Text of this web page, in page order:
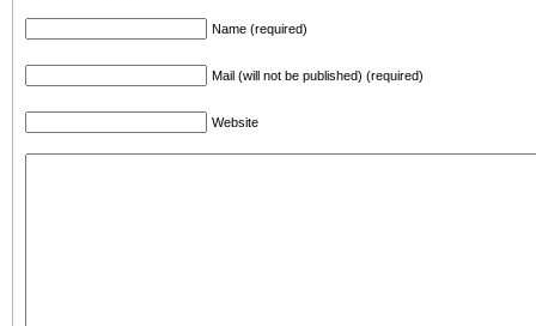
Name (required)
Mail (will not be published) (required)
Website